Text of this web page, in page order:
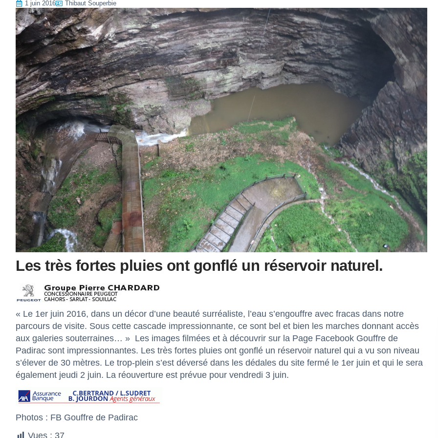
1 juin 2016 Thibaut Souperbie
Les très fortes pluies ont gonflé un réservoir naturel.
« Le 1er juin 2016, dans un décor d’une beauté surréaliste, l’eau s’engouffre avec fracas dans notre
parcours de visite. Sous cette cascade impressionnante, ce sont bel et bien les marches donnant accès
aux galeries souterraines… » Les images filmées et à découvrir sur la Page Facebook Gouffre de
Padirac sont impressionnantes. Les très fortes pluies ont gonflé un réservoir naturel qui a vu son niveau
s’élever de 30 mètres. Le trop-plein s’est déversé dans les dédales du site fermé le 1er juin et qui le sera
également jeudi 2 juin. La réouverture est prévue pour vendredi 3 juin.
Photos : FB Gouffre de Padirac
Vues : 37